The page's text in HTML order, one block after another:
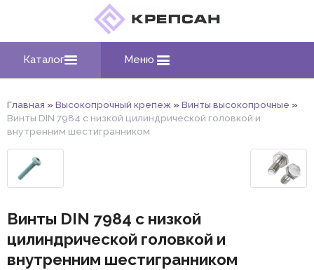
Каталог Меню
Главная » Высокопрочный крепеж » Винты высокопрочные »
Винты DIN 7984 с низкой цилиндрической головкой и
внутренним шестигранником
Винты DIN 7984 с низкой
цилиндрической головкой и
внутренним шестигранником